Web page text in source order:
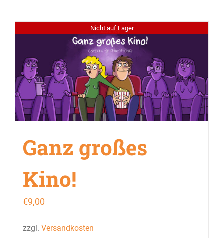
Nicht auf Lager
Ganz großes
Kino!
€9,00
zzgl. Versandkosten